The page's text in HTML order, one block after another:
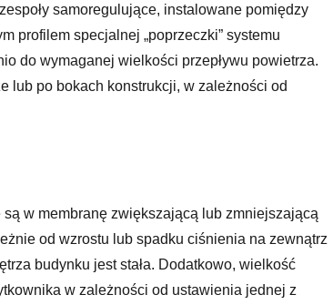
samoregulujące, instalowane pomiędzy
profilem specjalnej „poprzeczki” systemu
do wymaganej wielkości przepływu powietrza.
lub po bokach konstrukcji, w zależności od
w membranę zwiększającą lub zmniejszającą
od wzrostu lub spadku ciśnienia na zewnątrz
budynku jest stała. Dodatkowo, wielkość
w zależności od ustawienia jednej z